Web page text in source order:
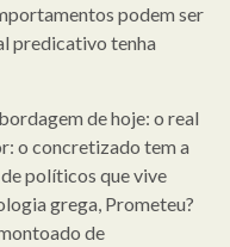
podem ser
predicativo tenha
de hoje: o real
o concretizado tem a
políticos que vive
grega, Prometeu?
de